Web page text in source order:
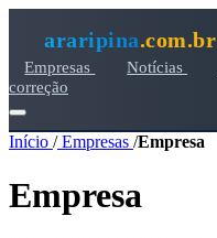
araripina.com.br
Empresas Notícias
correção
Início /Empresas /Empresa
Empresa